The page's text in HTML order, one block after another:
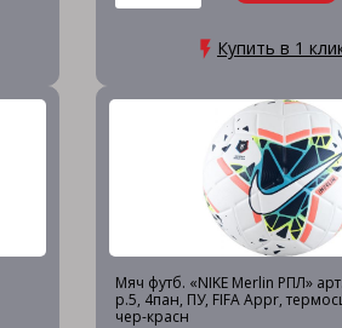
Купить в 1
Мяч футб. «NIKE Merlin РПЛ»
р.5, 4пан, ПУ, FIFA Appr,
чер-красн